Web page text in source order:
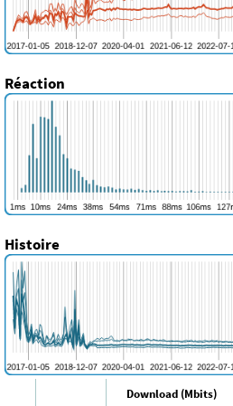
Réaction
Histoire
Download (Mbits)